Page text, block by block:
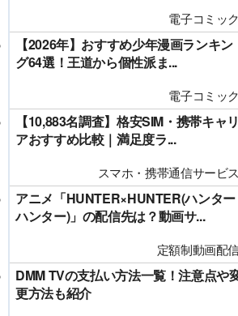
電子コミック
【2026年】おすすめ少年漫画ランキン
グ64選！王道から個性派ま...
電子コミック
【10,883名調査】格安SIM・携帯キャリ
アおすすめ比較｜満足度ラ...
スマホ・携帯通信サービス
アニメ「HUNTER×HUNTER(ハンター
ハンター)」の配信先は？動画サ...
定額制動画配
DMM TVの支払い方法一覧！注意点や
更方法も紹介